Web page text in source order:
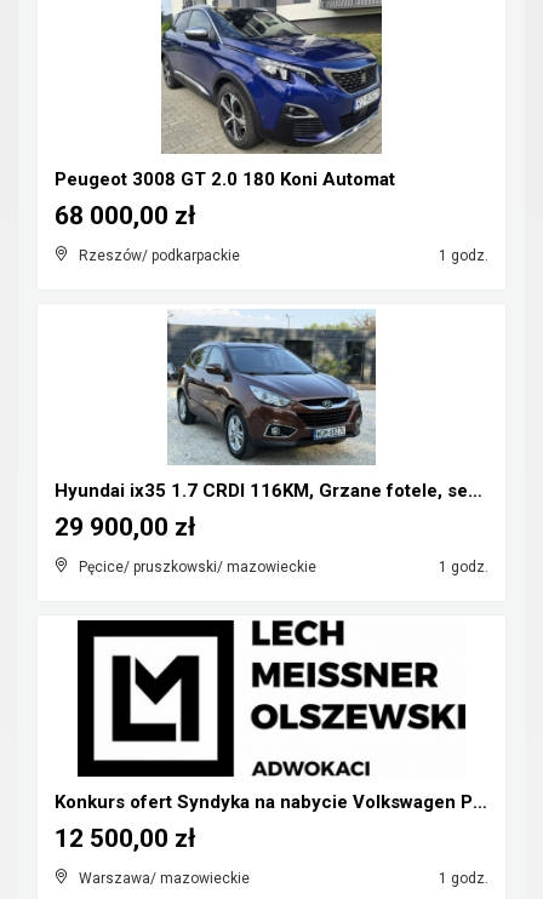
Peugeot 3008 GT 2.0 180 Koni Automat
Rzeszów/ podkarpackie 1 godz.
68 000,00 zł
Hyundai ix35 1.7 CRDI 116KM, Grzane fotele, serwis...
Pęcice/ pruszkowski/ mazowieckie 1 godz.
29 900,00 zł
Konkurs ofert Syndyka na nabycie Volkswagen Phaeto...
Warszawa/ mazowieckie 1 godz.
12 500,00 zł